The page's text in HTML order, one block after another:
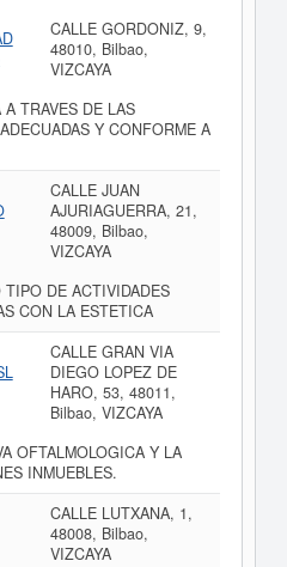
CALLE GORDONIZ, 9,
48010, Bilbao,
VIZCAYA
TRAVES DE LAS
Y CONFORME A
CALLE JUAN
AJURIAGUERRA, 21,
48009, Bilbao,
VIZCAYA
DE ACTIVIDADES
CON LA ESTETICA
CALLE GRAN VIA
DIEGO LOPEZ DE
HARO, 53, 48011,
Bilbao, VIZCAYA
OFTALMOLOGICA Y LA
INMUEBLES.
CALLE LUTXANA, 1,
48008, Bilbao,
VIZCAYA